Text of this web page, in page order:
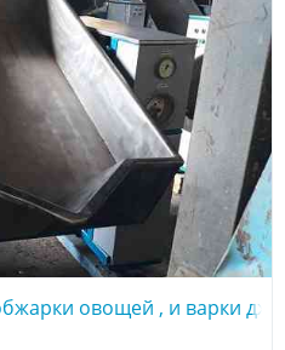
овощей , и варки